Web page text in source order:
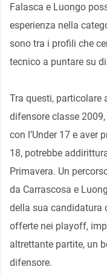
Falasca e Luongo
esperienza nella
sono tra i profili che
tecnico a puntare su
Tra questi, particolare
difensore classe
con l’Under 17 e aver
18, potrebbe
Primavera. Un
da Carrascosa e
della sua candidatura
offerte nei playoff,
altrettante partite, un
difensore.